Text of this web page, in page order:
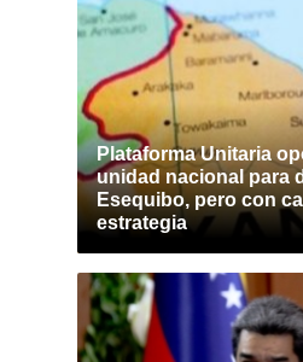
Plataforma Unitaria
unidad nacional para
Esequibo, pero con
estrategia